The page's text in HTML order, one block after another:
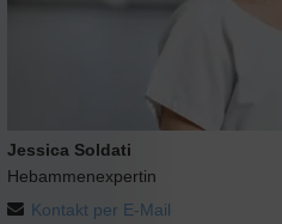
Jessica Soldati
Hebammenexpertin
Kontakt per E-Mail